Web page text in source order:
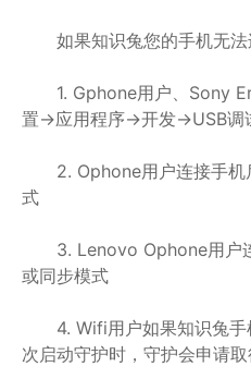
如果知识兔您的手机无法
1. Gphone用户、Sony
置->应用程序->开发->USB
2. Ophone用户连接手机
式
3. Lenovo Ophone用户
或同步模式
4. Wifi用户如果知识兔手
次启动守护时，守护会申请